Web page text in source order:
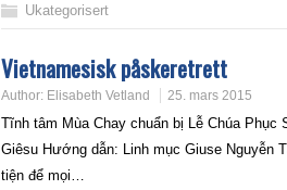
Ukategorisert
Vietnamesisk påskeretrett
Author: Elisabeth Vetland 25. mars 2015
Tĩnh tâm Mùa Chay chuẩn bị Lễ Chúa
Giêsu Hướng dẫn: Linh mục Giuse
tiện để mọi…